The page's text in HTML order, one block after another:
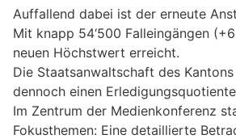
Auffallend dabei ist der erneute
Mit knapp 54‘500 Falleingängen
neuen Höchstwert erreicht.
Die Staatsanwaltschaft des
dennoch einen
Im Zentrum der Medienkonferenz
Fokusthemen: Eine detaillierte